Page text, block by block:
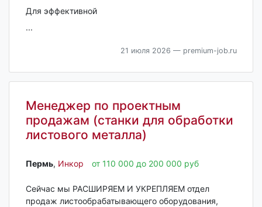
Для эффективной
...
21 июля 2026 — premium-job.ru
Менеджер по проектным
продажам (станки для обработки
листового металла)
Пермь‎, Инкор от 110 000 до 200 000 руб
Сейчас мы РАСШИРЯЕМ И УКРЕПЛЯЕМ отдел
продаж листообрабатывающего оборудования,